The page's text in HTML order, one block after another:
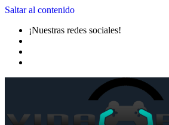
Saltar al contenido
¡Nuestras redes sociales!